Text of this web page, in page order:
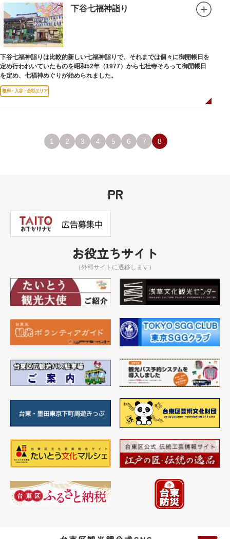
下谷七福神詣り
下谷七福神詣りは比較的新しい七福神詣りで、それまでは個々に御開帳日を
定め行われいていたものを昭和52年（1977）から七社寺そろって御開帳日
を定め、七福神めぐりが始められました。
根岸・入谷・金杉エリア
1 2 3 4 5 6 7 8
PR
お役立ちサイト
（外部サイトに遷移します）